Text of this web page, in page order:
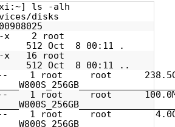
ls -alh
disks
xr-x 2 root
Oct 8 00:11 .
x 16 root
Oct 8 00:11 ..
1 root root 238.5G
1 root root 100.0M
1 root root 4.0G